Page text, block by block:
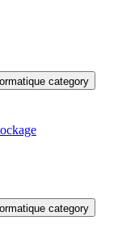
category
category